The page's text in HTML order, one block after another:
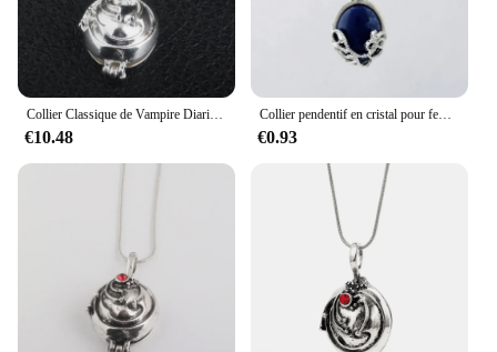
Collier Classique de Vampire Diaries, Pendentif Médaillon Elena Gilbert, Colliers de la raq, Bijoux Cosplay pour Hommes et Femmes
€10.48
Collier pendentif en cristal pour femme, film populaire, Vampire Diaries, Elena, Gilbert Vervain, romantique, bijoux à breloques
€0.93